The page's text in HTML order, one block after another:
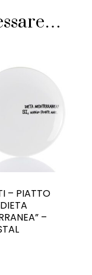
– PIATTO
–